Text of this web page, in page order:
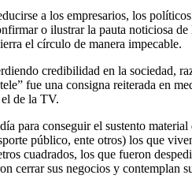
a los empresarios, los
o ilustrar la pauta noticiosa
el círculo de manera impecable.
credibilidad en la sociedad,
fue una consigna reiterada en
de la TV.
para conseguir el sustento
público, ente otros) los que
cuadrados, los que fueron
cerrar sus negocios y contemplan